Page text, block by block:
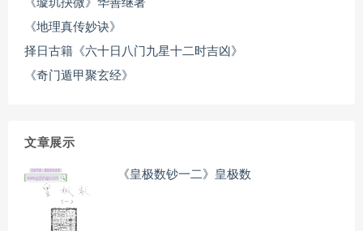
《璇玑抉微》华善继著
《地理真传妙诀》
择日古籍《六十日八门九星十二时吉凶》
《奇门遁甲聚玄经》
文章展示
《皇极数钞一二》皇极数